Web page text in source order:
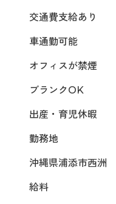
交通費支給あり
車通勤可能
オフィスが禁煙
ブランクOK
出産・育児休暇
勤務地
沖縄県浦添市西洲
給料